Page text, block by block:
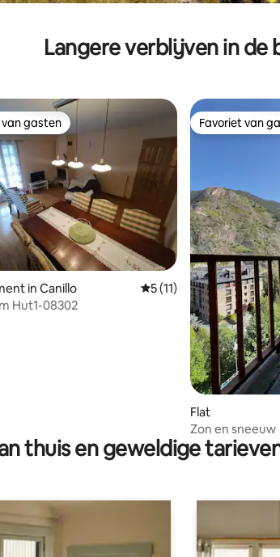
Langere verblijven in de
van 4,89 op 5, 117 recensies
van gasten
van gasten
in Canillo Gemiddelde beoordeling
5 (11)
Hut1-08302
Favoriet van
Favoriet van
Flat
Zon en sneeuw
thuis en geweldige